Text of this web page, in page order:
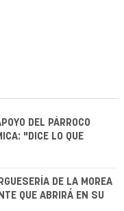
DEL PÁRROCO
"DICE LO QUE
DE LA MOREA
QUE ABRIRÁ EN SU